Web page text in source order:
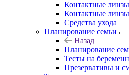
Контактные линзы
Контактные линзы
Средства ухода
Планирование семьи
Назад
Планирование
Тесты на
Презервативы и